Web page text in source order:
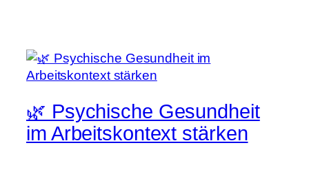
🌿 Psychische Gesundheit
im Arbeitskontext stärken